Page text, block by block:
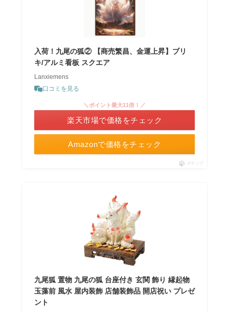
入荷！九尾の狐② 【商売繁昌、金運上昇】ブリ
キ/アルミ看板 スクエア
Lanxiemens
口コミを見る
Amazonで価格をチェック
＼ポイント最大11倍！／
楽天市場で価格をチェック
ポチップ
九尾狐 置物 九尾の狐 台座付き 玄関 飾り 縁起物
玉藻前 風水 屋内装飾 店舗装飾品 開店祝い プレゼ
ント